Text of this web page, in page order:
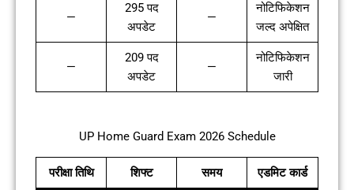
—
295 पद
अपडेट
—
नोटिफिकेशन
जल्द अपेक्षित
—
209 पद
अपडेट
—
नोटिफिकेशन
जारी
UP Home Guard Exam 2026 Schedule
परीक्षा तिथि शिफ्ट समय एडमिट कार्ड